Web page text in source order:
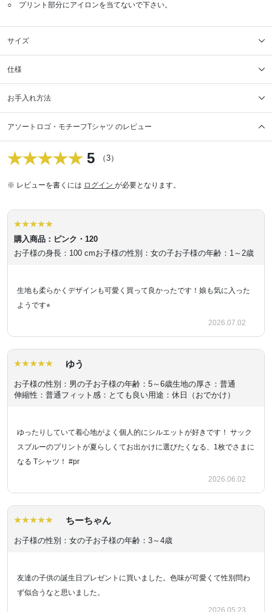
○ プリント部分にアイロンを当てないで下さい。
サイズ
仕様
お手入れ方法
アソートロゴ・モチーフTシャツ のレビュー
5 （3）
※ レビューを書くには ログイン が必要となります。
購入商品：ピンク・120
お子様の身長：100 cmお子様の性別：女の子お子様の年齢：1～2歳
生地も柔らかくデザインも可愛く買って良かったです！娘も気に入った
ようです⭐︎
2026.07.02
ゆう
お子様の性別：男の子お子様の年齢：5～6歳生地の厚さ：普通
伸縮性：普通フィット感：とても良い用途：休日（おでかけ）
ゆったりしていて着心地がよく個人的にシルエットが好きです！ サック
スブルーのプリントが夏らしくてお出かけに選びたくなる、1枚でさまに
なる Tシャツ！ #pr
2026.06.02
ちーちゃん
お子様の性別：女の子お子様の年齢：3～4歳
友達の子供の誕生日プレゼントに買いました。色味が可愛くて性別問わ
ず似合うなと思いました。